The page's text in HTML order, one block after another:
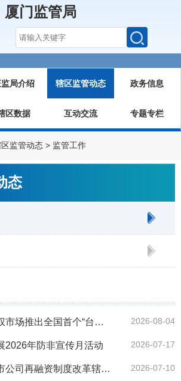
厦门监管局
局介绍 辖区监管动态 政务信息
区数据 互动交流 专题专栏
监管动态 > 监管工作
态
厦门辖区区域性股权市场推出全国首个“台资创新板” 2026-08-04
2026年防非宣传月活动 2026-07-17
厦门证监局推动上市公司再融资制度改革辖区落地见效 2026-07-10